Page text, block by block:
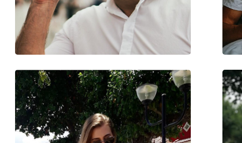
Verstellbare Nasenpads:
Federscharnier:
Accessories
Reinigungstuch:
Ja
Weiteres
Sex:
Unisex
Kategorie:
Sonnenbrillen